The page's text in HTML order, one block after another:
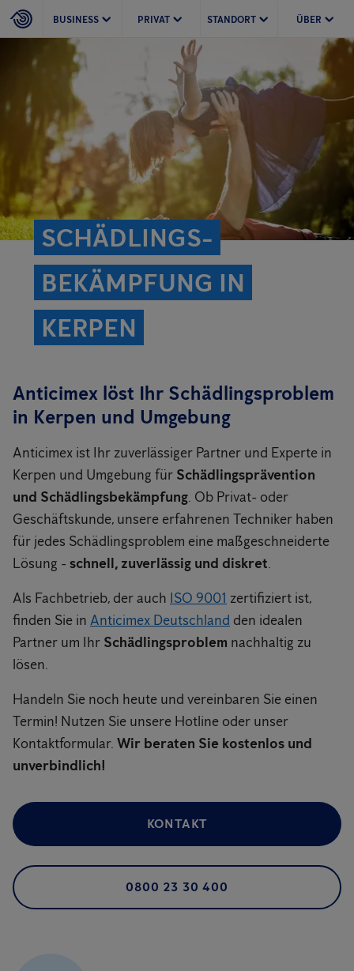
BUSINESS PRIVAT STANDORT ÜBER
SCHÄDLINGS­
BEKÄMPFUNG IN
KERPEN
Anticimex löst Ihr Schädlingsproblem
in Kerpen und Umgebung
Anticimex ist Ihr zuverlässiger Partner und Experte in
Kerpen und Umgebung für Schädlingsprävention
und Schädlingsbekämpfung. Ob Privat- oder
Geschäftskunde, unsere erfahrenen Techniker haben
für jedes Schädlingsproblem eine maßgeschneiderte
Lösung - schnell, zuverlässig und diskret.
Als Fachbetrieb, der auch ISO 9001 zertifiziert ist,
finden Sie in Anticimex Deutschland den idealen
Partner um Ihr Schädlingsproblem nachhaltig zu
lösen.
Handeln Sie noch heute und vereinbaren Sie einen
Termin! Nutzen Sie unsere Hotline oder unser
Kontaktformular. Wir beraten Sie kostenlos und
unverbindlich!
KONTAKT
0800 23 30 400